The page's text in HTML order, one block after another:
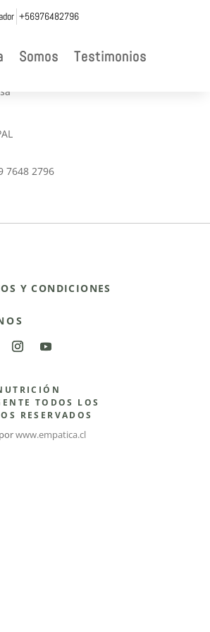
+56976482796
Somos Testimonios
7648 2796
Y CONDICIONES
TODOS LOS
RESERVADOS
www.empatica.cl